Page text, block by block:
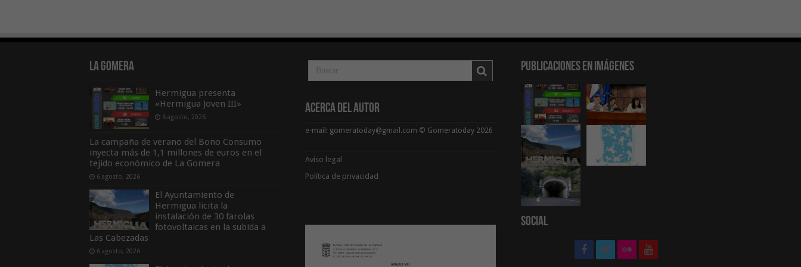
La Gomera
Hermigua presenta
«Hermigua Joven III»
6 agosto, 2026
La campaña de verano del Bono Consumo
inyecta más de 1,1 millones de euros en el
tejido económico de La Gomera
6 agosto, 2026
El Ayuntamiento de
Hermigua licita la
instalación de 30 farolas
fotovoltaicas en la subida a
Las Cabezadas
6 agosto, 2026
Acerca del Autor
e-mail: gomeratoday@gmail.com © Gomeratoday 2026
Aviso legal
Política de privacidad
Publicaciones en Imágenes
Social